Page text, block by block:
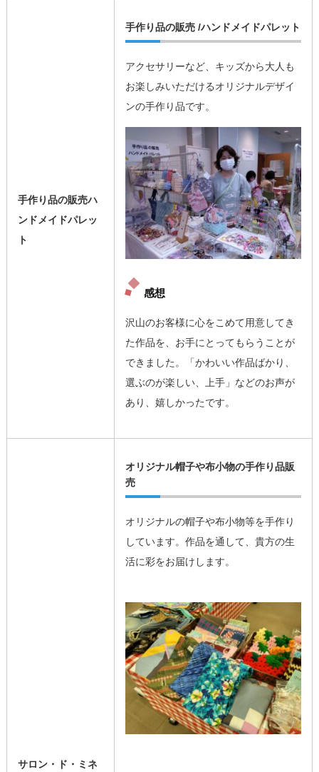
手作り品の販売ハ
ンドメイドパレッ
ト
手作り品の販売 /ハンドメイドパレット
アクセサリーなど、キッズから大人も
お楽しみいただけるオリジナルデザイ
ンの手作り品です。
感想
沢山のお客様に心をこめて用意してき
た作品を、お手にとってもらうことが
できました。「かわいい作品ばかり、
選ぶのが楽しい、上手」などのお声が
あり、嬉しかったです。
サロン・ド・ミネ
オリジナル帽子や布小物の手作り品販
売
オリジナルの帽子や布小物等を手作り
しています。作品を通して、貴方の生
活に彩をお届けします。